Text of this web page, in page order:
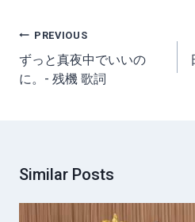
Post
navigation
PREVIOUS
ずっと真夜中でいいの
に。- 残機 歌詞
Similar Posts